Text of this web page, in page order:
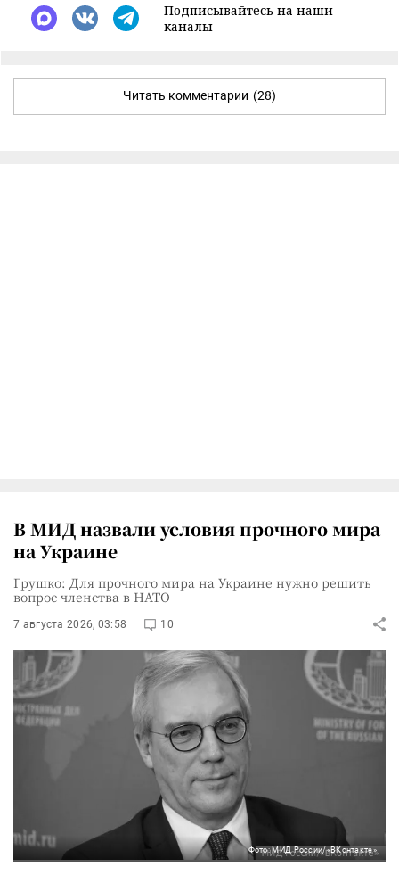
Подписывайтесь на наши
каналы
Читать комментарии (28)
В МИД назвали условия прочного мира
на Украине
Грушко: Для прочного мира на Украине нужно решить
вопрос членства в НАТО
7 августа 2026, 03:58 10
Фото: МИД России/«ВКонтакте»